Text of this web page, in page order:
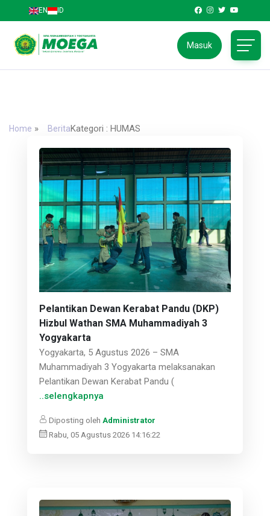
EN ID
Masuk
Home » BeritaKategori : HUMAS
Pelantikan Dewan Kerabat Pandu (DKP)
Hizbul Wathan SMA Muhammadiyah 3
Yogyakarta
Yogyakarta, 5 Agustus 2026 – SMA
Muhammadiyah 3 Yogyakarta melaksanakan
Pelantikan Dewan Kerabat Pandu (
..selengkapnya
Diposting oleh Administrator
Rabu, 05 Agustus 2026 14:16:22